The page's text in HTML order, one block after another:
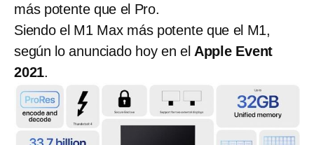
más potente que el Pro.
Siendo el M1 Max más potente que el M1,
según lo anunciado hoy en el Apple Event
2021.